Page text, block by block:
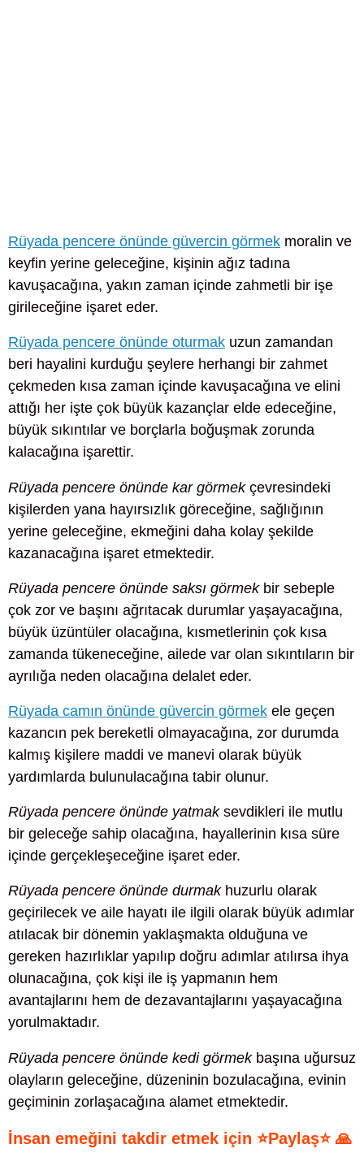
Rüyada pencere önünde güvercin görmek moralin ve
keyfin yerine geleceğine, kişinin ağız tadına
kavuşacağına, yakın zaman içinde zahmetli bir işe
girileceğine işaret eder.
Rüyada pencere önünde oturmak uzun zamandan
beri hayalini kurduğu şeylere herhangi bir zahmet
çekmeden kısa zaman içinde kavuşacağına ve elini
attığı her işte çok büyük kazançlar elde edeceğine,
büyük sıkıntılar ve borçlarla boğuşmak zorunda
kalacağına işarettir.
Rüyada pencere önünde kar görmekçevresindeki
kişilerden yana hayırsızlık göreceğine, sağlığının
yerine geleceğine, ekmeğini daha kolay şekilde
kazanacağına işaret etmektedir.
Rüyada pencere önünde saksı görmekbir sebeple
çok zor ve başını ağrıtacak durumlar yaşayacağına,
büyük üzüntüler olacağına, kısmetlerinin çok kısa
zamanda tükeneceğine, ailede var olan sıkıntıların bir
ayrılığa neden olacağına delalet eder.
Rüyada camın önünde güvercin görmek ele geçen
kazancın pek bereketli olmayacağına, zor durumda
kalmış kişilere maddi ve manevi olarak büyük
yardımlarda bulunulacağına tabir olunur.
Rüyada pencere önünde yatmaksevdikleri ile mutlu
bir geleceğe sahip olacağına, hayallerinin kısa süre
içinde gerçekleşeceğine işaret eder.
Rüyada pencere önünde durmakhuzurlu olarak
geçirilecek ve aile hayatı ile ilgili olarak büyük adımlar
atılacak bir dönemin yaklaşmakta olduğuna ve
gereken hazırlıklar yapılıp doğru adımlar atılırsa ihya
olunacağına, çok kişi ile iş yapmanın hem
avantajlarını hem de dezavantajlarını yaşayacağına
yorulmaktadır.
Rüyada pencere önünde kedi görmekbaşına uğursuz
olayların geleceğine, düzeninin bozulacağına, evinin
geçiminin zorlaşacağına alamet etmektedir.
İnsan emeğini takdir etmek için ⭐Paylaş⭐ 🙏